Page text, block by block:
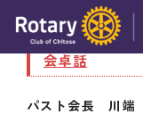
トピックス
例会報告
7月23日（木
会卓話
パスト会長 川